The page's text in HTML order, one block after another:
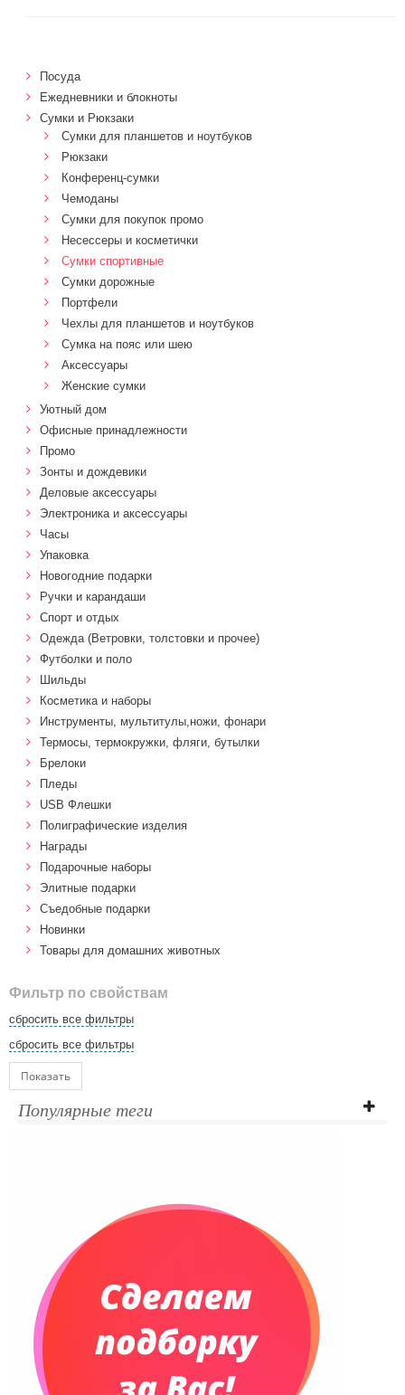
Посуда
Ежедневники и блокноты
Сумки и Рюкзаки
Сумки для планшетов и ноутбуков
Рюкзаки
Конференц-сумки
Чемоданы
Сумки для покупок промо
Несессеры и косметички
Сумки спортивные
Сумки дорожные
Портфели
Чехлы для планшетов и ноутбуков
Сумка на пояс или шею
Аксессуары
Женские сумки
Уютный дом
Офисные принадлежности
Промо
Зонты и дождевики
Деловые аксессуары
Электроника и аксессуары
Часы
Упаковка
Новогодние подарки
Ручки и карандаши
Спорт и отдых
Одежда (Ветровки, толстовки и прочее)
Футболки и поло
Шильды
Косметика и наборы
Инструменты, мультитулы,ножи, фонари
Термосы, термокружки, фляги, бутылки
Брелоки
Пледы
USB Флешки
Полиграфические изделия
Награды
Подарочные наборы
Элитные подарки
Cъедобные подарки
Новинки
Товары для домашних животных
Фильтр по свойствам
сбросить все фильтры
сбросить все фильтры
Показать
Популярные теги